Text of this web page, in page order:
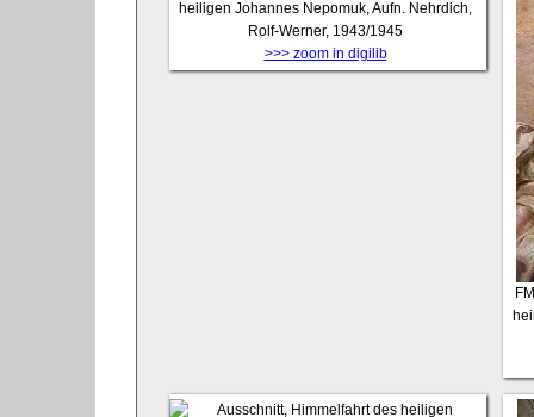
heiligen Johannes Nepomuk, Aufn. Nehrdich,
Rolf-Werner, 1943/1945
>>> zoom in digilib